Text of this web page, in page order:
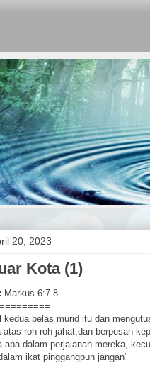
20, 2023
Kota (1)
Markus 6:7-8
kedua belas murid itu dan
atas roh-roh jahat,dan berpesan
apa dalam perjalanan mereka,
ikat pinggangpun jangan"